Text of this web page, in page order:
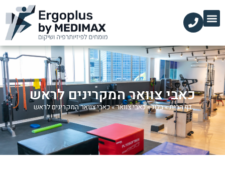
כאבי צוואר המקרינים לראש
דף הבית»בלוג»כאבי צוואר»כאבי צוואר המקרינים לראש